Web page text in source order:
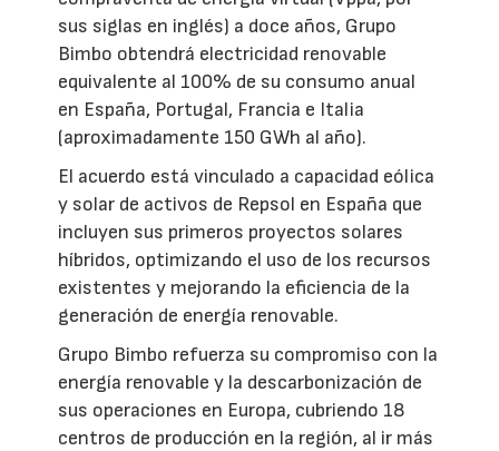
sus siglas en inglés) a doce años, Grupo
Bimbo obtendrá electricidad renovable
equivalente al 100% de su consumo anual
en España, Portugal, Francia e Italia
(aproximadamente 150 GWh al año).
El acuerdo está vinculado a capacidad eólica
y solar de activos de Repsol en España que
incluyen sus primeros proyectos solares
híbridos, optimizando el uso de los recursos
existentes y mejorando la eficiencia de la
generación de energía renovable.
Grupo Bimbo refuerza su compromiso con la
energía renovable y la descarbonización de
sus operaciones en Europa, cubriendo 18
centros de producción en la región, al ir más